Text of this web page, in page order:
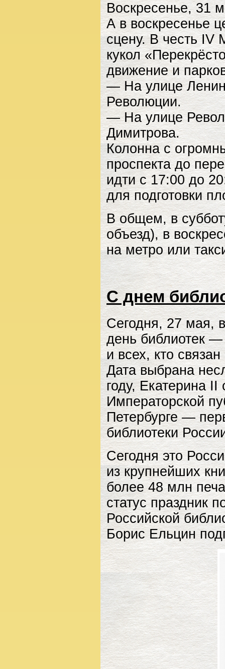
Воскресенье, 31
А в воскресенье
сцену. В честь IV
кукол
движение и
— На улице
Революции.
— На улице
Димитрова.
Колонна с
проспекта до
идти с 17:00 до
для подготовки
В общем, в
объезд), в
на метро или
С днем
Сегодня, 27 мая,
день библиотек —
и всех, кто
Дата выбрана
году, Екатерина
Императорской
Петербурге —
библиотеки
Сегодня это
из крупнейших
более 48 млн
статус праздник
Российской
Борис Ельцин